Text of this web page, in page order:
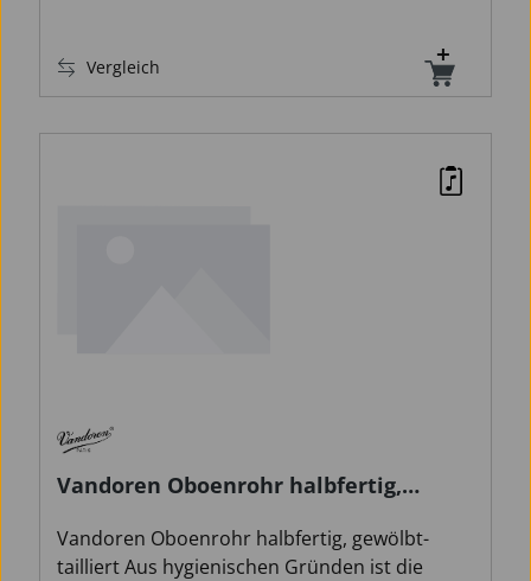
Vergleich
Vandoren Oboenrohr halbfertig,
Vandoren Oboenrohr halbfertig, gewölbt-
tailliert Aus hygienischen Gründen ist die